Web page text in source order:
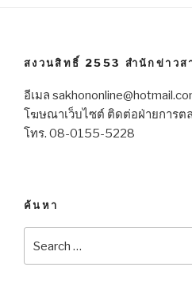
สงวนสิทธิ์ 2553 สำนักข่าวส
อีเมล
โฆษณาเว็บไซต์ ติดต่อฝ่ายการต
โทร. 08-0155-5228
ค้นหา